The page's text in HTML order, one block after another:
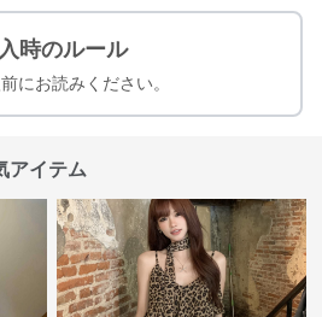
時のルール
にお読みください。
アイテム